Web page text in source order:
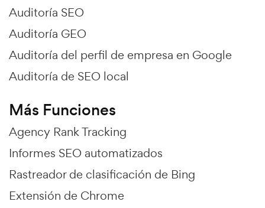
Auditoría SEO
Auditoría GEO
Auditoría del perfil de empresa en Google
Auditoría de SEO local
Más Funciones
Agency Rank Tracking
Informes SEO automatizados
Rastreador de clasificación de Bing
Extensión de Chrome